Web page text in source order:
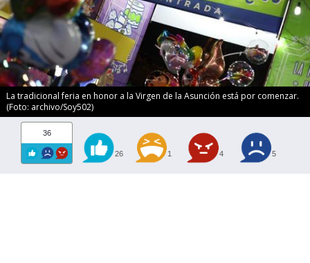
La tradicional feria en honor a la Virgen de la Asunción está por comenzar.
(Foto: archivo/Soy502)
36
26 1 4 5